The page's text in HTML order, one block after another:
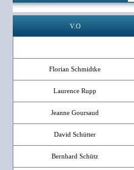
V.O
Florian Schmidtke
Laurence Rupp
Jeanne Goursaud
David Schütter
Bernhard Schütz